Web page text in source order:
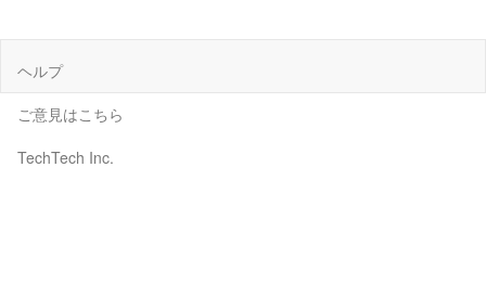
ヘルプ
ご意見はこちら
TechTech Inc.